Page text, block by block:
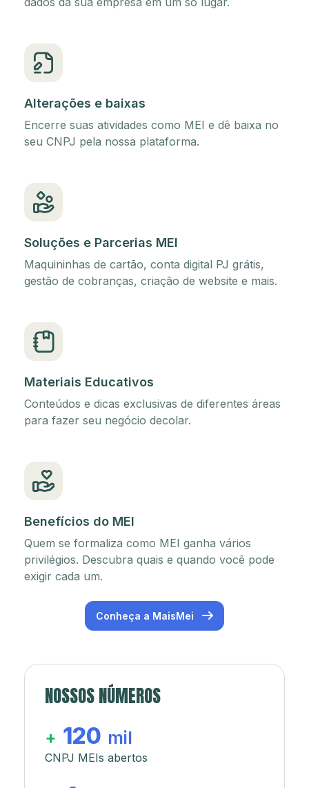
Alterações e baixas
Encerre suas atividades como MEI e dê baixa no
seu CNPJ pela nossa plataforma.
Soluções e Parcerias MEI
Maquininhas de cartão, conta digital PJ grátis,
gestão de cobranças, criação de website e mais.
Materiais Educativos
Conteúdos e dicas exclusivas de diferentes áreas
para fazer seu negócio decolar.
Benefícios do MEI
Quem se formaliza como MEI ganha vários
privilégios. Descubra quais e quando você pode
exigir cada um.
Conheça a MaisMei
NOSSOS NÚMEROS
+ 120 mil
CNPJ MEIs abertos